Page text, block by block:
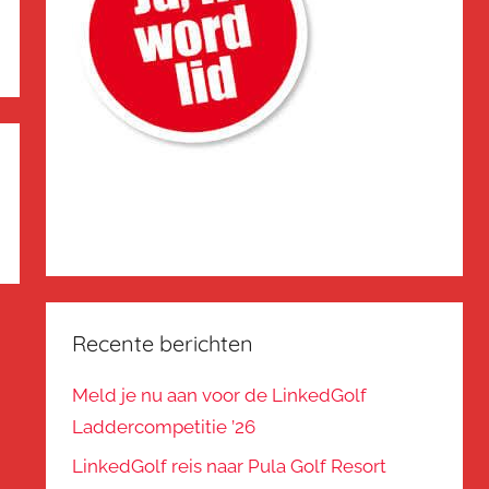
Recente berichten
Meld je nu aan voor de LinkedGolf
Laddercompetitie ’26
LinkedGolf reis naar Pula Golf Resort